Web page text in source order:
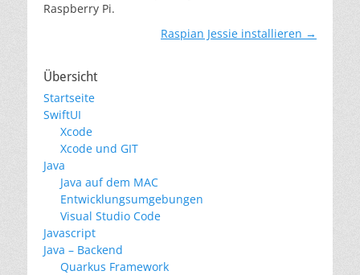
Raspberry Pi.
Raspian Jessie installieren →
Übersicht
Startseite
SwiftUI
Xcode
Xcode und GIT
Java
Java auf dem MAC
Entwicklungsumgebungen
Visual Studio Code
Javascript
Java – Backend
Quarkus Framework